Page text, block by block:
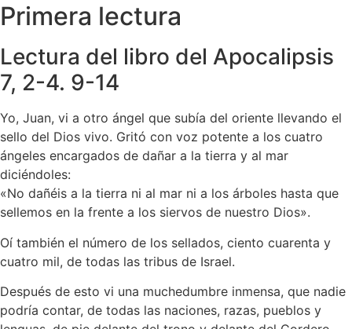
Primera lectura
Lectura del libro del Apocalipsis
7, 2-4. 9-14
Yo, Juan, vi a otro ángel que subía del oriente llevando el
sello del Dios vivo. Gritó con voz potente a los cuatro
ángeles encargados de dañar a la tierra y al mar
diciéndoles:
«No dañéis a la tierra ni al mar ni a los árboles hasta que
sellemos en la frente a los siervos de nuestro Dios».
Oí también el número de los sellados, ciento cuarenta y
cuatro mil, de todas las tribus de Israel.
Después de esto vi una muchedumbre inmensa, que nadie
podría contar, de todas las naciones, razas, pueblos y